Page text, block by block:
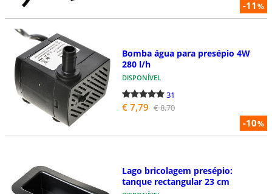
-11%
-10%
Bomba água para presépio 4W
280 l/h
DISPONÍVEL
31
€ 7,79 € 8,70
Lago bricolagem presépio:
tanque rectangular 23 cm